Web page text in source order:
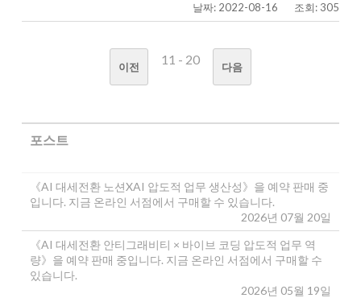
날짜: 2022-08-16
조회: 305
이전 11 - 20 다음
포스트
《AI 대세전환 노션XAI 압도적 업무 생산성》을 예약 판매 중
입니다. 지금 온라인 서점에서 구매할 수 있습니다.
2026년 07월 20일
《AI 대세전환 안티그래비티 × 바이브 코딩 압도적 업무 역
량》을 예약 판매 중입니다. 지금 온라인 서점에서 구매할 수
있습니다.
2026년 05월 19일